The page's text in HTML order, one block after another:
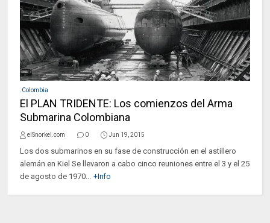
.Colombia
El PLAN TRIDENTE: Los comienzos del Arma
Submarina Colombiana
elSnorkel.com 0 Jun 19, 2015
Los dos submarinos en su fase de construcción en el astillero
alemán en Kiel Se llevaron a cabo cinco reuniones entre el 3 y el 25
de agosto de 1970... +Info